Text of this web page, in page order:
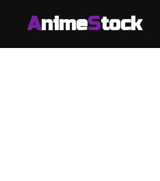
AnimeStock